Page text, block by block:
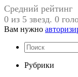
Средний рейтинг
0 из 5 звезд. 0
Вам нужно
Рубрики